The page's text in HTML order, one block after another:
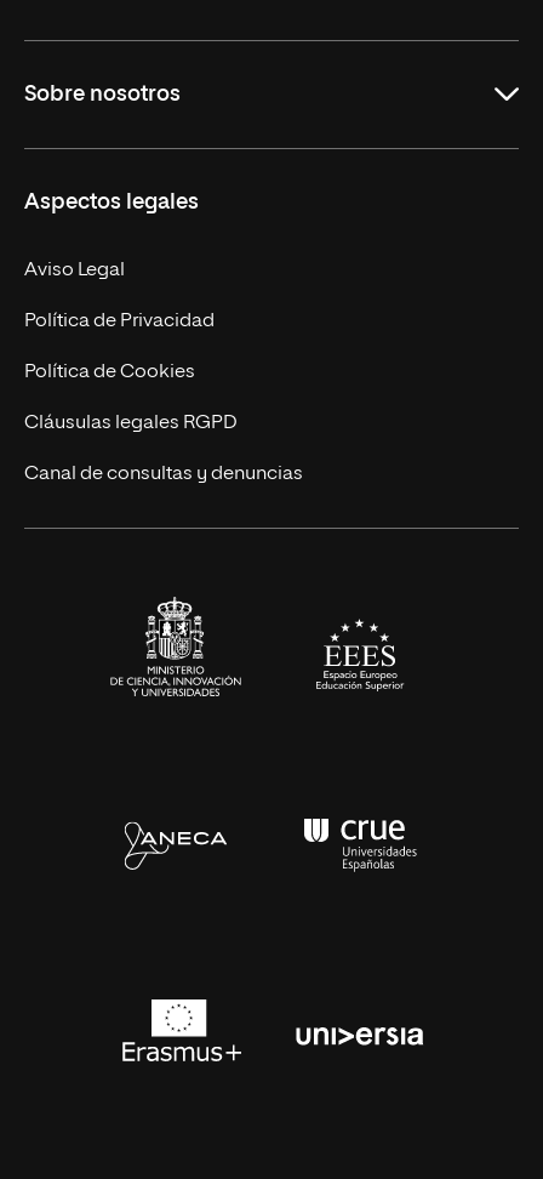
Másteres Oficiales
Doctorados
Experto Universitario
Postgrados
Cursos Universitarios
Sobre nosotros
Facultades
Nuestro Equipo
Trabaja en UNIR
Actualidad
UNIR Revista
Eventos
Aspectos legales
Aviso Legal
Política de Privacidad
Política de Cookies
Cláusulas legales RGPD
Canal de consultas y denuncias